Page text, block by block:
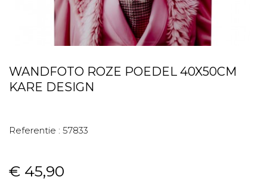
WANDFOTO ROZE POEDEL 40X50CM
KARE DESIGN
Referentie : 57833
€ 45,90